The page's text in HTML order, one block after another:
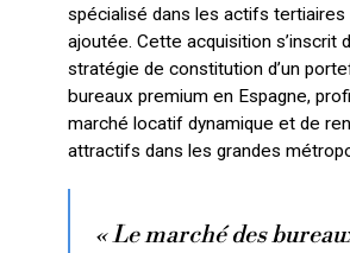
spécialisé dans les actifs
ajoutée. Cette acquisition s’inscrit
stratégie de constitution d’un
bureaux premium en Espagne,
marché locatif dynamique et de
attractifs dans les grandes
« Le marché des